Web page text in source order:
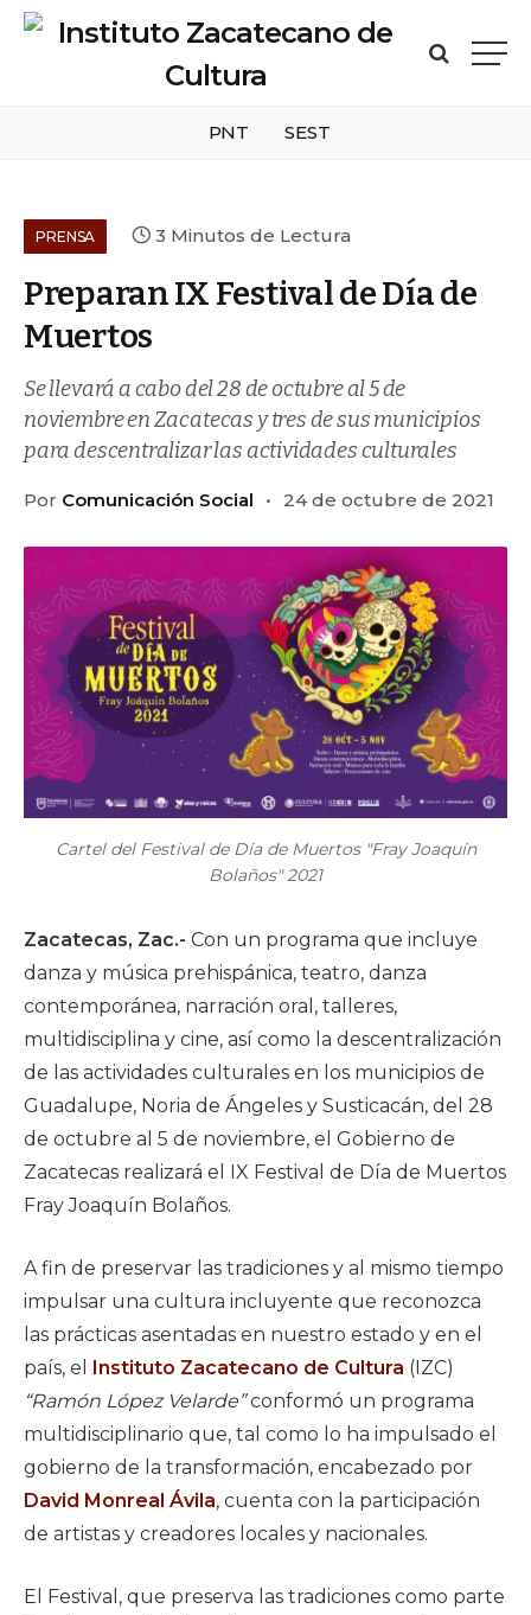
PNT SEST
PRENSA 3 Minutos de Lectura
Preparan IX Festival de Día de
Muertos
Se llevará a cabo del 28 de octubre al 5 de
noviembre en Zacatecas y tres de sus municipios
para descentralizar las actividades culturales
Por Comunicación Social 24 de octubre de 2021
Cartel del Festival de Día de Muertos "Fray Joaquín
Bolaños" 2021
Zacatecas, Zac.- Con un programa que incluye
danza y música prehispánica, teatro, danza
contemporánea, narración oral, talleres,
multidisciplina y cine, así como la descentralización
de las actividades culturales en los municipios de
Guadalupe, Noria de Ángeles y Susticacán, del 28
de octubre al 5 de noviembre, el Gobierno de
Zacatecas realizará el IX Festival de Día de Muertos
Fray Joaquín Bolaños.
A fin de preservar las tradiciones y al mismo tiempo
impulsar una cultura incluyente que reconozca
las prácticas asentadas en nuestro estado y en el
país, el Instituto Zacatecano de Cultura (IZC)
“Ramón López Velarde”conformó un programa
multidisciplinario que, tal como lo ha impulsado el
gobierno de la transformación, encabezado por
David Monreal Ávila, cuenta con la participación
de artistas y creadores locales y nacionales.
El Festival, que preserva las tradiciones como parte